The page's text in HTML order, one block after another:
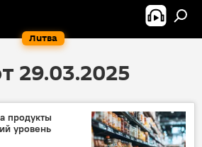
Литва
29.03.2025
продукты
уровень